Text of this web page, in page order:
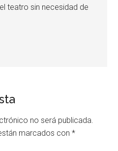
teatro sin necesidad de
no será publicada.
marcados con*